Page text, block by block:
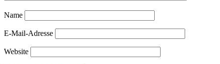
Name
E-Mail-Adresse
Website